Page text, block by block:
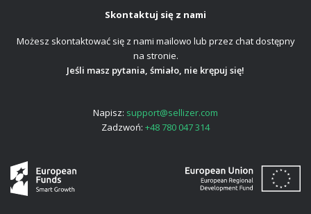
Skontaktuj się z nami
Możesz skontaktować się z nami mailowo lub przez chat dostępny
na stronie.
Jeśli masz pytania, śmiało, nie krępuj się!
Napisz: support@sellizer.com
Zadzwoń: +48 780 047 314